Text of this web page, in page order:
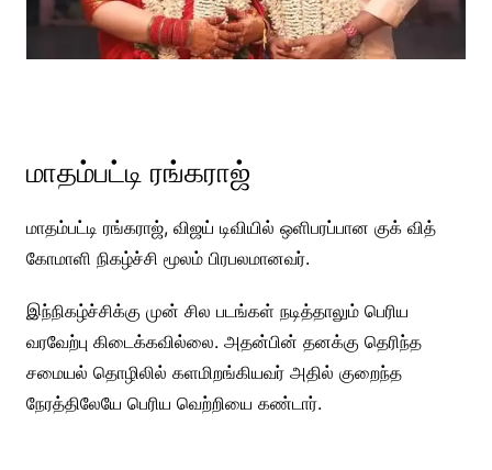
மாதம்பட்டி ரங்கராஜ்
மாதம்பட்டி ரங்கராஜ், விஜய் டிவியில் ஒளிபரப்பான குக் வித்
கோமாளி நிகழ்ச்சி மூலம் பிரபலமானவர்.
இந்நிகழ்ச்சிக்கு முன் சில படங்கள் நடித்தாலும் பெரிய
வரவேற்பு கிடைக்கவில்லை. அதன்பின் தனக்கு தெரிந்த
சமையல் தொழிலில் களமிறங்கியவர் அதில் குறைந்த
நேரத்திலேயே பெரிய வெற்றியை கண்டார்.